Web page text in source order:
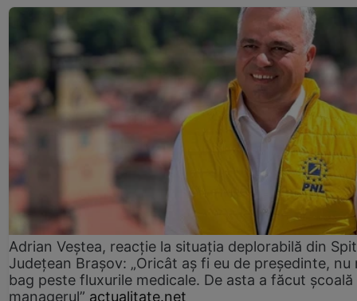
Adrian Veștea, reacție la situația deplorabilă din
Județean Brașov: „Oricât aș fi eu de președinte, nu
bag peste fluxurile medicale. De asta a făcut școală
managerul” actualitate.net